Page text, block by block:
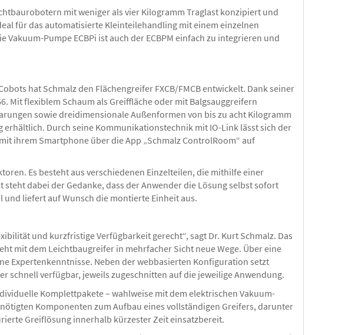
mit weniger als vier Kilogramm Traglast konzipiert und
für das automatisierte Kleinteilehandling mit einem einzelnen
Pumpe ECBPi ist auch der ECBPM einfach zu integrieren und
hat Schmalz den Flächengreifer FXCB/FMCB entwickelt. Dank seiner
Mit flexiblem Schaum als Greiffläche oder mit Balgsauggreifern
sowie dreidimensionale Außenformen von bis zu acht Kilogramm
Durch seine Kommunikationstechnik mit IO-Link lässt sich der
ihrem Smartphone über die App „Schmalz ControlRoom“ auf
Es besteht aus verschiedenen Einzelteilen, die mithilfe einer
dabei der Gedanke, dass der Anwender die Lösung selbst sofort
liefert auf Wunsch die montierte Einheit aus.
und kurzfristige Verfügbarkeit gerecht“, sagt Dr. Kurt Schmalz. Das
mit dem Leichtbaugreifer in mehrfacher Sicht neue Wege. Über eine
Expertenkenntnisse. Neben der webbasierten Konfiguration setzt
schnell verfügbar, jeweils zugeschnitten auf die jeweilige Anwendung.
Komplettpakete – wahlweise mit dem elektrischen Vakuum-
Komponenten zum Aufbau eines vollständigen Greifers, darunter
Greiflösung innerhalb kürzester Zeit einsatzbereit.